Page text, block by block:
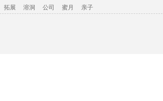
拓展 溶洞 公司 蜜月 亲子